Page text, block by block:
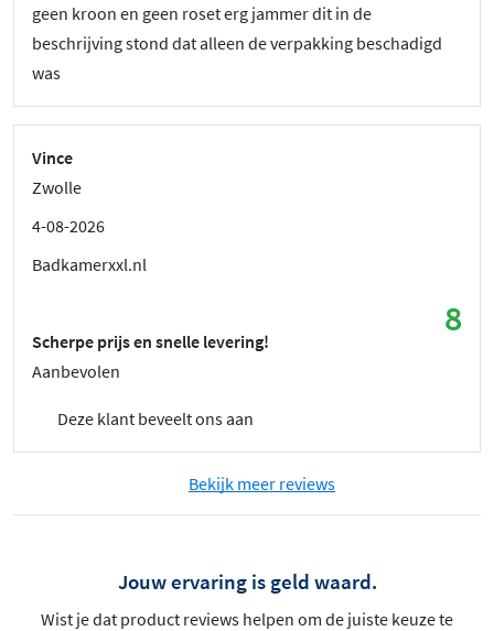
geen kroon en geen roset erg jammer dit in de
beschrijving stond dat alleen de verpakking beschadigd
was
Vince
Zwolle
4-08-2026
Badkamerxxl.nl
8
Scherpe prijs en snelle levering!
Aanbevolen
Deze klant beveelt ons aan
Bekijk meer reviews
Jouw ervaring is geld waard.
Wist je dat product reviews helpen om de juiste keuze te